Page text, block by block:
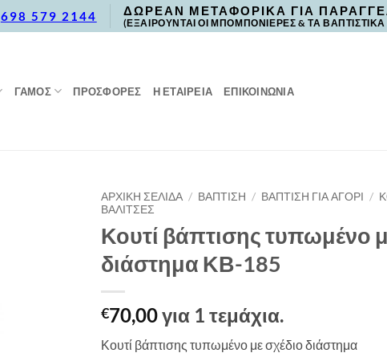
698 579 2144 ΔΩΡΕΑΝ ΜΕΤΑΦΟΡΙΚΑ ΓΙΑ
(ΕΞΑΙΡΟΥΝΤΑΙ ΟΙ ΜΠΟΜΠΟΝΙΕΡΕΣ & ΤΑ
ΓΑΜΟΣ ΠΡΟΣΦΟΡΈΣ Η ΕΤΑΙΡΕΙΑ ΕΠΙΚΟΙΝΩΝΙΑ
ΑΡΧΙΚΉ ΣΕΛΊΔΑ / ΒΑΠΤΙΣΗ / ΒΑΠΤΙΣΗ ΓΙΑ ΑΓΟΡΙ /
ΒΑΛΙΤΣΕΣ
Κουτί βάπτισης τυπωμένο
διάστημα ΚΒ-185
€70,00για 1 τεμάχια.
Κουτί βάπτισης τυπωμένο με σχέδιο διάστημα